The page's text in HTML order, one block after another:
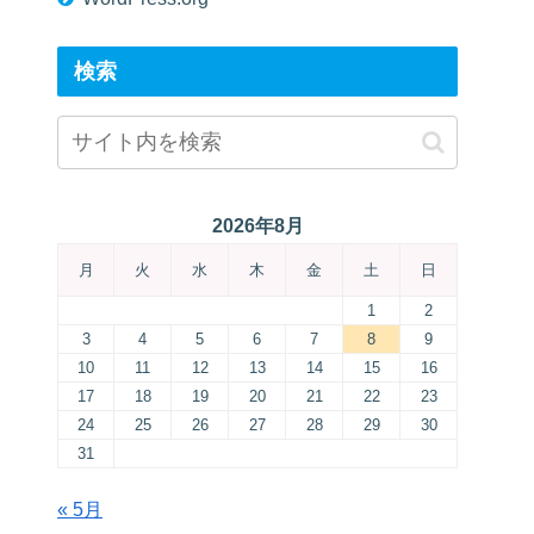
検索
2026年8月
月 火 水 木 金 土 日
1
2
3
4 5 6 7 8
9
10
11 12 13 14 15
16
17
18 19 20 21 22
23
24
25 26 27 28 29
30
31
« 5月